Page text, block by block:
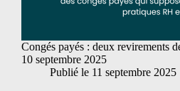
Congés payés : deux revirements
10 septembre 2025
Publié le 11 septembre 2025